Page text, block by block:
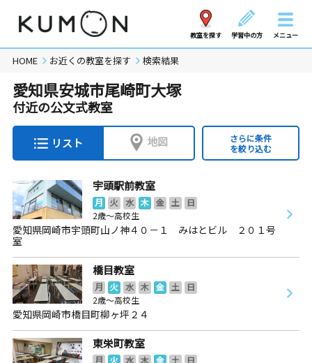
教室を探す 学習中の方 メニュー
HOME お近くの教室を探す 検索結果
愛知県安城市尾崎町大塚
付近の公文式教室
リスト 地図
さらに条件
を絞り込む
宇頭駅前教室
月 火 水 木 金 土
日
2歳～高校生
愛知県岡崎市宇頭町山ノ神４０－１ みはとビル ２０１号
室
橋目教室
月 火 水 木 金 土
日
2歳～高校生
愛知県岡崎市橋目町柳ヶ坪２４
東栄町教室
月 火 水 木 金 土
日